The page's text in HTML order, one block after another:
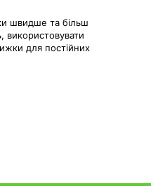
швидше та більш
використовувати
для постійних